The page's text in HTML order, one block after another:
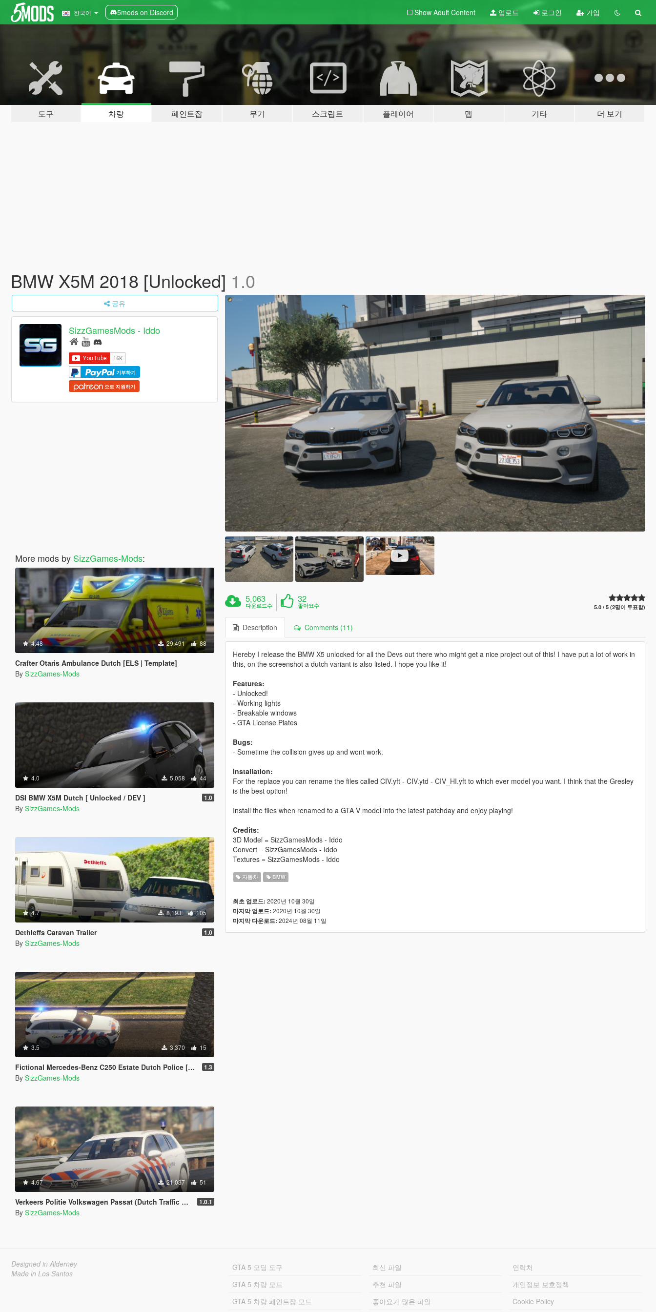
한국어 5mods on Discord Show Adult Content 업로드 로그인 가입
도구 차량 페인트잡 무기 스크립트 플레이어 맵 기타 더 보기
BMW X5M 2018 [Unlocked] 1.0
공유
SizzGamesMods - Iddo
기부하기
으로 지원하기
More mods by SizzGames-Mods:
4.48 29,491 88
Crafter Otaris Ambulance Dutch [ELS | Template]
By SizzGames-Mods
4.0 5,058 44
DSI BMW X5M Dutch [ Unlocked / DEV ] 1.0
By SizzGames-Mods
4.7 8,193 105
Dethleffs Caravan Trailer 1.0
By SizzGames-Mods
3.5 3,370 15
Fictional Mercedes-Benz C250 Estate Dutch Police [Template] 1.3
By SizzGames-Mods
4.67 21,037 51
Verkeers Politie Volkswagen Passat (Dutch Traffic Police) [ELS] 1.0.1
By SizzGames-Mods
5,063
다운로드수
32
좋아요수 5.0 / 5 (2명이 투표함)
Description Comments (11)
Hereby I release the BMW X5 unlocked for all the Devs out there who might get a nice project out of this! I have put a lot of work in
this, on the screenshot a dutch variant is also listed. I hope you like it!
Features:
- Unlocked!
- Working lights
- Breakable windows
- GTA License Plates
Bugs:
- Sometime the collision gives up and wont work.
Installation:
For the replace you can rename the files called CIV.yft - CIV.ytd - CIV_HI.yft to which ever model you want. I think that the Gresley
is the best option!
Install the files when renamed to a GTA V model into the latest patchday and enjoy playing!
Credits:
3D Model = SizzGamesMods - Iddo
Convert = SizzGamesMods - Iddo
Textures = SizzGamesMods - Iddo
자동차 BMW
최초 업로드: 2020년 10월 30일
마지막 업로드: 2020년 10월 30일
마지막 다운로드: 2024년 08월 11일
Designed in Alderney
Made in Los Santos
GTA 5 모딩 도구
GTA 5 차량 모드
GTA 5 차량 페인트잡 모드
최신 파일
추천 파일
좋아요가 많은 파일
연락처
개인정보 보호정책
Cookie Policy